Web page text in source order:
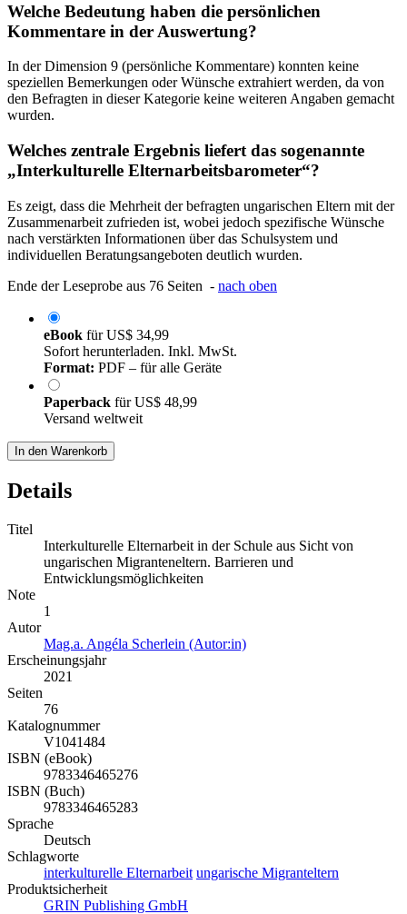
Welche Bedeutung haben die persönlichen
Kommentare in der Auswertung?
In der Dimension 9 (persönliche Kommentare) konnten keine
speziellen Bemerkungen oder Wünsche extrahiert werden, da von
den Befragten in dieser Kategorie keine weiteren Angaben gemacht
wurden.
Welches zentrale Ergebnis liefert das sogenannte
„Interkulturelle Elternarbeitsbarometer“?
Es zeigt, dass die Mehrheit der befragten ungarischen Eltern mit der
Zusammenarbeit zufrieden ist, wobei jedoch spezifische Wünsche
nach verstärkten Informationen über das Schulsystem und
individuellen Beratungsangeboten deutlich wurden.
Ende der Leseprobe aus 76 Seiten - nach oben
eBook fürUS$ 34,99
Sofort herunterladen. Inkl. MwSt.
Format: PDF – für alle Geräte
Paperback fürUS$ 48,99
Versand weltweit
In den Warenkorb
Details
Titel
Interkulturelle Elternarbeit in der Schule aus Sicht von
ungarischen Migranteneltern. Barrieren und
Entwicklungsmöglichkeiten
Note
1
Autor
Mag.a. Angéla Scherlein (Autor:in)
Erscheinungsjahr
2021
Seiten
76
Katalognummer
V1041484
ISBN (eBook)
9783346465276
ISBN (Buch)
9783346465283
Sprache
Deutsch
Schlagworte
interkulturelle Elternarbeit ungarische Migranteltern
Produktsicherheit
GRIN Publishing GmbH